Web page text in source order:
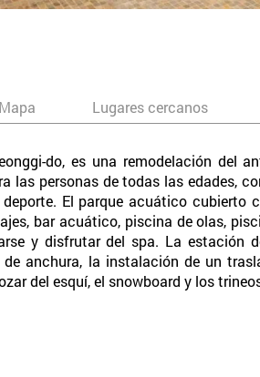
Mapa Lugares cercanos
do, es una remodelación del
las personas de todas las edades,
El parque acuático cubierto
bar acuático, piscina de olas,
y disfrutar del spa. La
anchura, la instalación de un
del esquí, el snowboard y los